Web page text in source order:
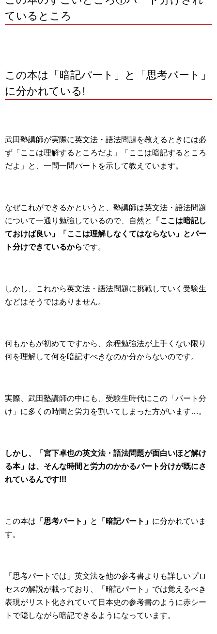
ているところ
この本は「暗記パート」と「思考パート」
に分かれている!
武田塾講師が実際に英文法・語法問題を教えるときには必
ず「ここは理解するところだよ」「ここは暗記するところ
だよ」と、一問一問パートを示して教えています。
なぜこれができるかというと、塾講師は英文法・語法問題
について一通り勉強しているので、自然と
「ここは暗記し
ておけば良い」「ここは理解しなくてはならない」とパー
ト分けできているからです。
しかし、これから英文法・語法問題に挑戦していく受験生
などはそうではありません。
何もかもが初めてですから、余程勉強法が上手くない限り
何を理解して何を暗記すべきなのか分からないのです。
実際、武田塾講師の中にも、受験生時代にこの「パート分
け」に多くの時間と労力を割いてしまった方がいます…。
しかし、「宮下卓也の英文法・語法問題が面白いほど解け
る本」は、そんな時間と労力のかかるパート分けが既にさ
れているんです!!!
この本は 「思考パート」 と 「暗記パート」 に分かれていま
す。
「思考パートでは」英文法を他の参考書よりも詳しいプロ
セスの解説が載っており、「暗記パート」では覚えるべき
表現がリスト化されていて日本史の参考書のように赤シー
トで隠しながら暗記できるようになっています。